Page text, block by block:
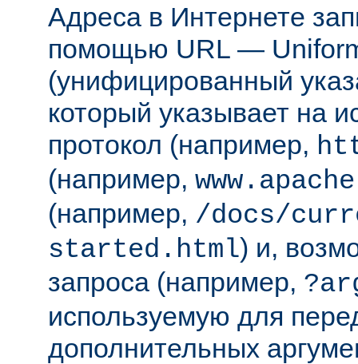
Адреса в Интернете
помощью URL —
(унифицированный
который указывает на
протокол (например,
(например,
(например, /docs/
started.html) и,
запроса (например,
используемую для
дополнительных